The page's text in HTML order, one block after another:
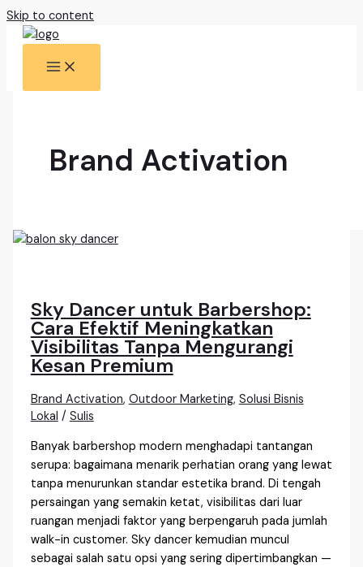
Skip to content
Brand Activation
Sky Dancer untuk Barbershop:
Cara Efektif Meningkatkan
Visibilitas Tanpa Mengurangi
Kesan Premium
Brand Activation, Outdoor Marketing, Solusi Bisnis
Lokal / Sulis
Banyak barbershop modern menghadapi tantangan
serupa: bagaimana menarik perhatian orang yang lewat
tanpa menurunkan standar estetika brand. Di tengah
persaingan yang semakin ketat, visibilitas dari luar
ruangan menjadi faktor yang berpengaruh pada jumlah
walk-in customer. Sky dancer kemudian muncul
sebagai salah satu opsi yang sering dipertimbangkan —